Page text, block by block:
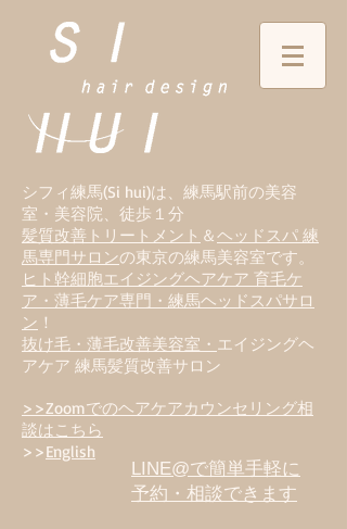
シフィ練馬(Si hui)は、 練馬駅前の美容
室・美容院、徒歩１分
髪質改善トリートメント ＆ヘッドスパ 練
馬専門サロンの東京の練馬美容室です。
ヒト幹細胞エイジングヘアケア 育毛ケ
ア・薄毛ケア専門・練馬ヘッドスパサロ
ン ！
抜け毛・薄毛改善美容室・ エイジングヘ
アケア 練馬髪質改善サロン
>>Zoomでのヘアケアカウンセリング相
談はこちら
>>English
LINE@で簡単手軽に
予約・相談できます